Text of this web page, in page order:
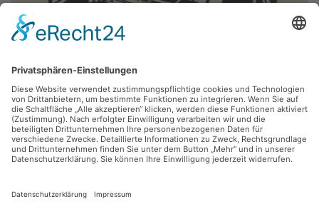
Lothar Rentsch,Drucker einer illegalen Druckerei 1888
1955, Holzschnitt, 20.5 x 28 cm, Inv.: B-00036-a
zurück
Bitte schreiben Sie an sammlung@kunsthuette.de